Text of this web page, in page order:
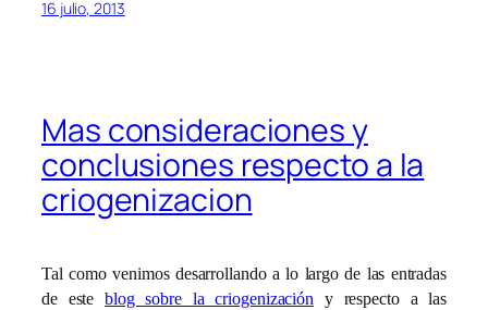
16 julio, 2013
Mas consideraciones y
conclusiones respecto a la
criogenizacion
Tal como venimos desarrollando a lo largo de las entradas
de esteblog sobre la criogenización y respecto a las